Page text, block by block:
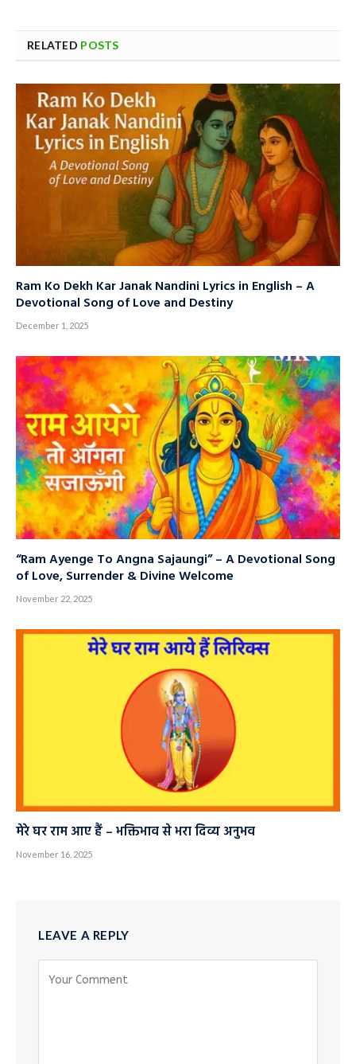
RELATED POSTS
Ram Ko Dekh Kar Janak Nandini Lyrics in English – A
Devotional Song of Love and Destiny
December 1, 2025
“Ram Ayenge To Angna Sajaungi” – A Devotional Song
of Love, Surrender & Divine Welcome
November 22, 2025
मेरे घर राम आए हैं – भक्तिभाव से भरा दिव्य अनुभव
November 16, 2025
LEAVE A REPLY